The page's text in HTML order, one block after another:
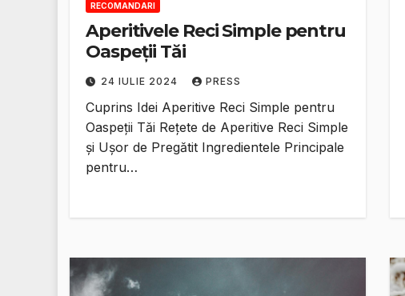
RECOMANDARI
Aperitivele Reci Simple pentru
Oaspeții Tăi
24 IULIE 2024 PRESS
Cuprins Idei Aperitive Reci Simple pentru
Oaspeții Tăi Rețete de Aperitive Reci Simple
și Ușor de Pregătit Ingredientele Principale
pentru…